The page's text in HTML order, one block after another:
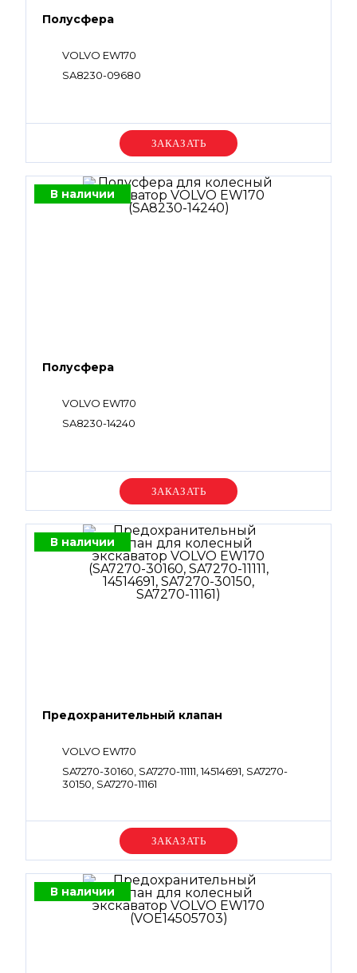
Полусфера
VOLVO EW170
SA8230-09680
Уточняйте цену
В наличии
Полусфера
VOLVO EW170
SA8230-14240
Уточняйте цену
В наличии
Предохранительный клапан
VOLVO EW170
SA7270-30160, SA7270-11111, 14514691, SA7270-
30150, SA7270-11161
Уточняйте цену
В наличии